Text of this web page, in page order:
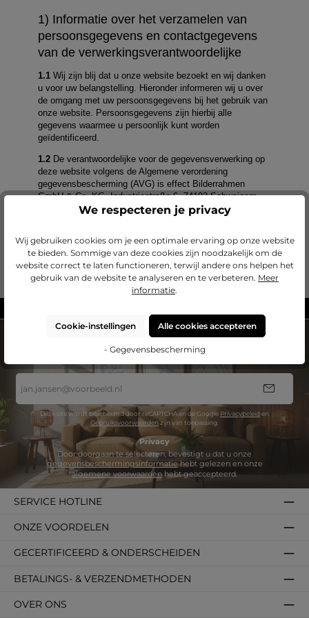
NIEUWSBRIEF
Abonneer nu op onze regelmatig verschijnende nieuwsbrief om op de
mailadres
*
Deze site wordt beschermd door reCAPTCHA en de Google Privacybeleid en
Gebruiksvoorwaarden zijn van toepassing.
Privacy
gegevensbeschermingsinformatie
algemene voorwaardenhebt geaccepteerd.
SERVICE HOTLINE
BETALINGS- & VERZENDMETHODEN
OVER ONS
GECERTIFICEERD & ONDERSCHEIDEN
ONZE VOORDELEN
We respecteren je privacy
Wij gebruiken cookies om je een optimale ervaring op onze website
te bieden. Sommige van deze cookies zijn noodzakelijk om de
website correct te laten functioneren, terwijl andere ons helpen het
gebruik van de website te analyseren en te verbeteren. Meer
informatie.
Cookie-instellingen Alle cookies accepteren
- Gegevensbescherming